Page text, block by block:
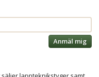
Anmäl mig